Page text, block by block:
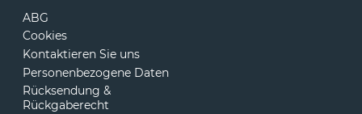
ABG
Cookies
Kontaktieren Sie uns
Personenbezogene Daten
Rücksendung &
Rückgaberecht